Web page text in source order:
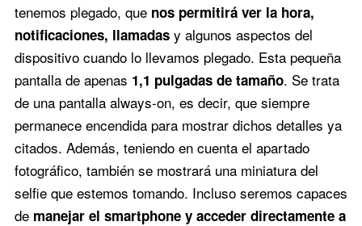
tenemos plegado, que nos permitirá ver la hora,
notificaciones, llamadasy algunos aspectos del
dispositivo cuando lo llevamos plegado. Esta pequeña
pantalla de apenas 1,1 pulgadas de tamaño. Se trata
de una pantalla always-on, es decir, que siempre
permanece encendida para mostrar dichos detalles ya
citados. Además, teniendo en cuenta el apartado
fotográfico, también se mostrará una miniatura del
selfie que estemos tomando. Incluso seremos capaces
de manejar el smartphone y acceder directamente a